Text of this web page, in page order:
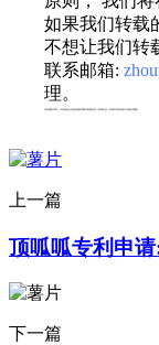
如果我们转载
不想让我们转
联系邮箱:
理。
上一篇
顶呱呱专利申
下一篇